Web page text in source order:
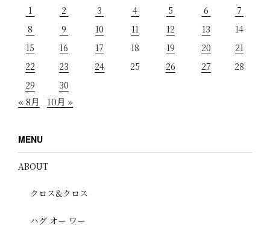
1
2 3 4 5 6
7
8
9 10 11 12 13
14
15
16 17 18 19 20
21
22
23 24 25 26 27
28
29
30
« 8月 10月 »
MENU
ABOUT
クロス&クロス
ハグ オー ワー